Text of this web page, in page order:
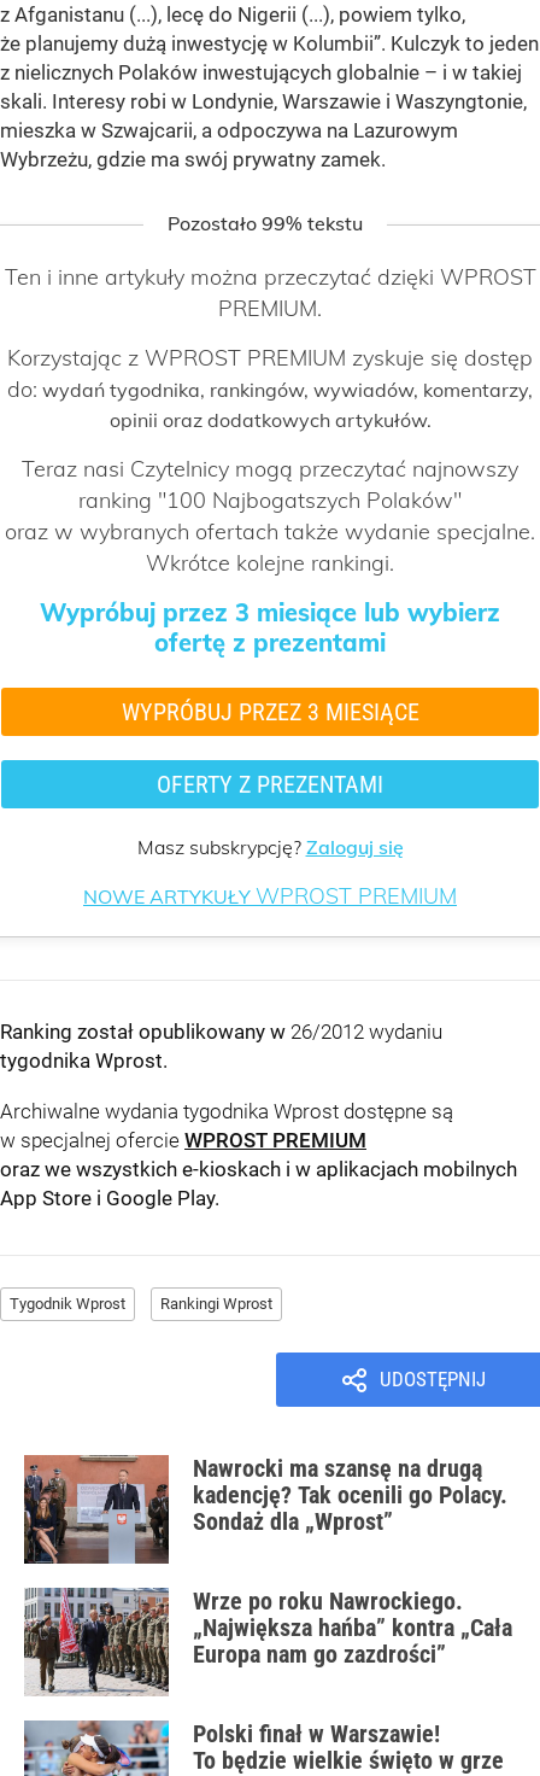
z Afganistanu (...), lecę do Nigerii (...), powiem tylko,
że planujemy dużą inwestycję w Kolumbii”. Kulczyk to jeden
z nielicznych Polaków inwestujących globalnie – i w takiej
skali. Interesy robi w Londynie, Warszawie i Waszyngtonie,
mieszka w Szwajcarii, a odpoczywa na Lazurowym
Wybrzeżu, gdzie ma swój prywatny zamek.
Pozostało 99% tekstu
Ten i inne artykuły można przeczytać dzięki WPROST
PREMIUM.
Korzystając z WPROST PREMIUM zyskuje się dostęp
do: wydań tygodnika, rankingów, wywiadów, komentarzy,
opinii oraz dodatkowych artykułów.
Teraz nasi Czytelnicy mogą przeczytać najnowszy
ranking "100 Najbogatszych Polaków"
oraz w wybranych ofertach także wydanie specjalne.
Wkrótce kolejne rankingi.
Wypróbuj przez 3 miesiące lub wybierz
ofertę z prezentami
WYPRÓBUJ PRZEZ 3 MIESIĄCE
OFERTY Z PREZENTAMI
Masz subskrypcję? Zaloguj się
NOWE ARTYKUŁY WPROST PREMIUM
Ranking został opublikowany w 26/2012 wydaniu
tygodnika Wprost.
Archiwalne wydania tygodnika Wprost dostępne są
w specjalnej ofercie WPROST PREMIUM
oraz we wszystkich e-kioskach i w aplikacjach mobilnych
App Store i Google Play.
Tygodnik Wprost Rankingi Wprost
UDOSTĘPNIJ
Nawrocki ma szansę na drugą
kadencję? Tak ocenili go Polacy.
Sondaż dla „Wprost”
Wrze po roku Nawrockiego.
„Największa hańba” kontra „Cała
Europa nam go zazdrości”
Polski finał w Warszawie!
To będzie wielkie święto w grze